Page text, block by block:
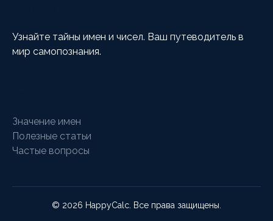
Узнайте тайны имен и чисел. Ваш путеводитель в
мир самопознания.
Значение имен
Полезные статьи
Частые вопросы
© 2026 HappyCalc. Все права защищены.